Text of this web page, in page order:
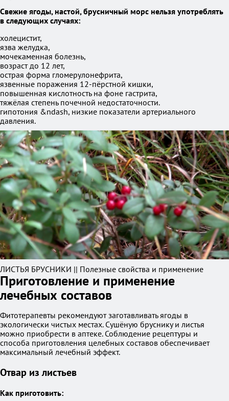
Свежие ягоды, настой, брусничный морс нельзя употреблять
в следующих случаях:
холецистит,
язва желудка,
мочекаменная болезнь,
возраст до 12 лет,
острая форма гломерулонефрита,
язвенные поражения 12-пёрстной кишки,
повышенная кислотность на фоне гастрита,
тяжёлая степень почечной недостаточности.
гипотония &ndash, низкие показатели артериального
давления.
ЛИСТЬЯ БРУСНИКИ || Полезные свойства и применение
Приготовление и применение
лечебных составов
Фитотерапевты рекомендуют заготавливать ягоды в
экологически чистых местах. Сушёную бруснику и листья
можно приобрести в аптеке. Соблюдение рецептуры и
способа приготовления целебных составов обеспечивает
максимальный лечебный эффект.
Отвар из листьев
Как приготовить: